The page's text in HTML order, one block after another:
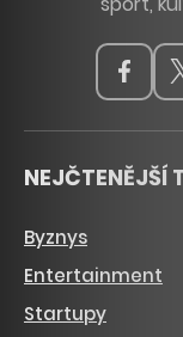
NEJČTENĚJŠÍ
Byznys
Entertainment
Startupy